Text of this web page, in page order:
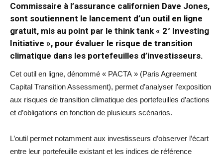
Commissaire à l’assurance californien Dave Jones,
sont soutiennent le lancement d’un outil en ligne
gratuit, mis au point par le think tank « 2° Investing
Initiative », pour évaluer le risque de transition
climatique dans les portefeuilles d’investisseurs.
Cet outil en ligne, dénommé « PACTA » (Paris Agreement
Capital Transition Assessment), permet d’analyser l’exposition
aux risques de transition climatique des portefeuilles d’actions
et d’obligations en fonction de plusieurs scénarios.
L’outil permet notamment aux investisseurs d’observer l’écart
entre leur portefeuille existant et les indices de référence